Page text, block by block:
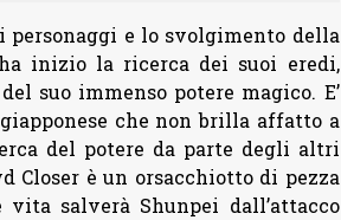
personaggi e lo svolgimento della
inizio la ricerca dei suoi eredi,
suo immenso potere magico. E’
che non brilla affatto a
del potere da parte degli altri
Closer è un orsacchiotto di pezza
salverà Shunpei dall’attacco